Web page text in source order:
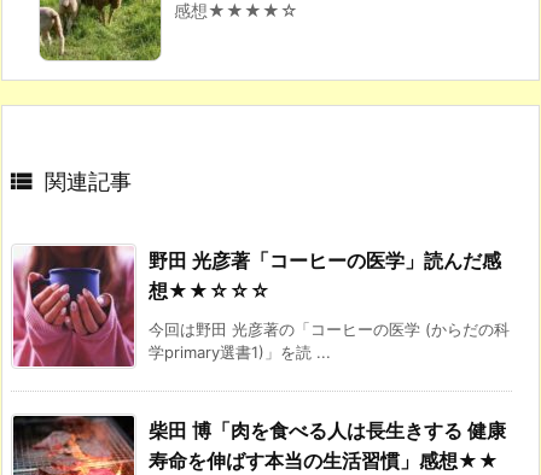
感想★★★★☆
 関連記事
野田 光彦著「コーヒーの医学」読んだ感
想★★☆☆☆
今回は野田 光彦著の「コーヒーの医学 (からだの科
学primary選書1)」を読 ...
柴田 博「肉を食べる人は長生きする 健康
寿命を伸ばす本当の生活習慣」感想★★